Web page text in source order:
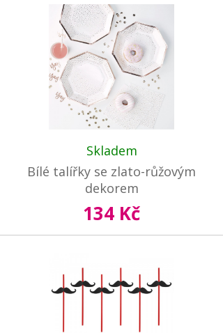
Skladem
Bílé talířky se zlato-růžovým
dekorem
134 Kč